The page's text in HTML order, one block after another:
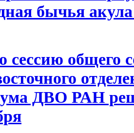
бычья
сессию общего
ДВО РАН